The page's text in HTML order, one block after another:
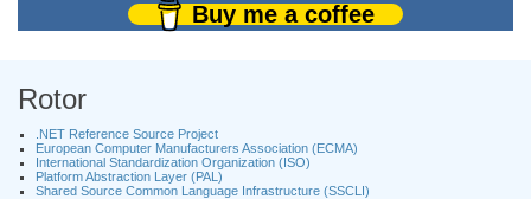
Buy me a coffee
Rotor
.NET Reference Source Project
European Computer Manufacturers Association (ECMA)
International Standardization Organization (ISO)
Platform Abstraction Layer (PAL)
Shared Source Common Language Infrastructure (SSCLI)